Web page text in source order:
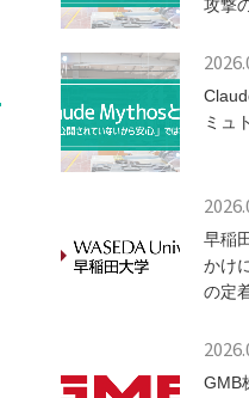
攻撃
ミュ
早稲
かけ
の定
GMB